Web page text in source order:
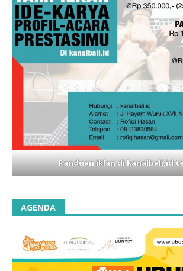
Panduan iklan di kanalbali,id
AGENDA